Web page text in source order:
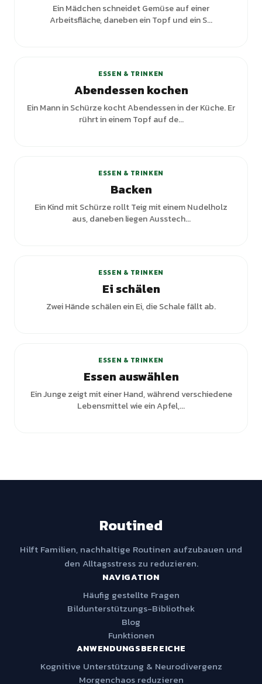
Ein Mädchen schneidet Gemüse auf einer
Arbeitsfläche, daneben ein Topf und ein S...
ESSEN & TRINKEN
Abendessen kochen
Ein Mann in Schürze kocht Abendessen in der Küche. Er
rührt in einem Topf auf de...
ESSEN & TRINKEN
Backen
Ein Kind mit Schürze rollt Teig mit einem Nudelholz
aus, daneben liegen Ausstech...
ESSEN & TRINKEN
Ei schälen
Zwei Hände schälen ein Ei, die Schale fällt ab.
ESSEN & TRINKEN
Essen auswählen
Ein Junge zeigt mit einer Hand, während verschiedene
Lebensmittel wie ein Apfel,...
Routined
Hilft Familien, nachhaltige Routinen aufzubauen und
den Alltagsstress zu reduzieren.
NAVIGATION
Häufig gestellte Fragen
Bildunterstützungs-Bibliothek
Blog
Funktionen
ANWENDUNGSBEREICHE
Kognitive Unterstützung & Neurodivergenz
Morgenchaos reduzieren